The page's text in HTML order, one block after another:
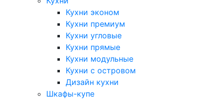
Кухни эконом
Кухни премиум
Кухни угловые
Кухни прямые
Кухни модульные
Кухни с островом
Дизайн кухни
Шкафы-купе